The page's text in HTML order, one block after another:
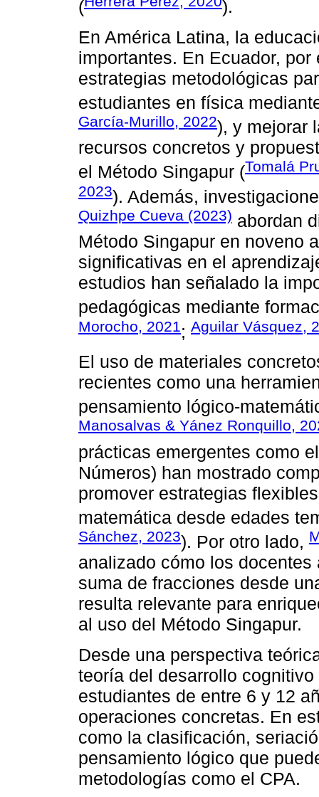
(
).
En América Latina, la
importantes. En Ecuador,
estrategias metodológicas
estudiantes en física
García-Murillo, 2022), y mejorar
recursos concretos y
el Método Singapur (Tomalá
2023). Además,
Quizhpe Cueva (2023) abordan
Método Singapur en noveno
significativas en el
estudios han señalado la
pedagógicas mediante
Morocho, 2021; Aguilar Vásquez,
El uso de materiales
recientes como una
pensamiento lógico-
Manosalvas & Yánez Ronquillo,
prácticas emergentes como
Números) han mostrado
promover estrategias
matemática desde edades
Sánchez, 2023). Por otro lado,
analizado cómo los
suma de fracciones desde
resulta relevante para
al uso del Método Singapur.
Desde una perspectiva
teoría del desarrollo
estudiantes de entre 6 y 12
operaciones concretas. En
como la clasificación,
pensamiento lógico que
metodologías como el CPA.